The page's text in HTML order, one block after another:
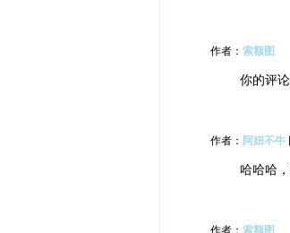
作者： 索额图
你的评
作者： 阿妞不牛
哈哈哈
作者： 索额图